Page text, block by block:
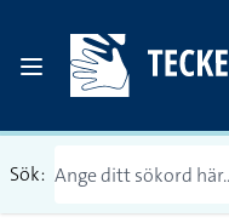
Sök: